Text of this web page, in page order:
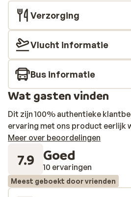
Verzorging
Vlucht informatie
Bus informatie
Wat gasten vinden
Dit zijn 100% authentieke
ervaring met ons product eerlijk
Meer over beoordelingen
7.9 Goed
10 ervaringen
Meest geboekt door vrienden